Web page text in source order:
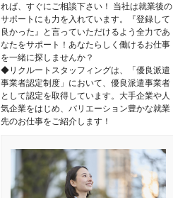
れば、すぐにご相談下さい！ 当社は就業後の
サポートにも力を入れています。『登録して
良かった』と言っていただけるよう全力であ
なたをサポート！あなたらしく働けるお仕事
を一緒に探しませんか？
◆リクルートスタッフィングは、「優良派遣
事業者認定制度」において、優良派遣事業者
として認定を取得しています。大手企業や人
気企業をはじめ、バリエーション豊かな就業
先のお仕事をご紹介します！